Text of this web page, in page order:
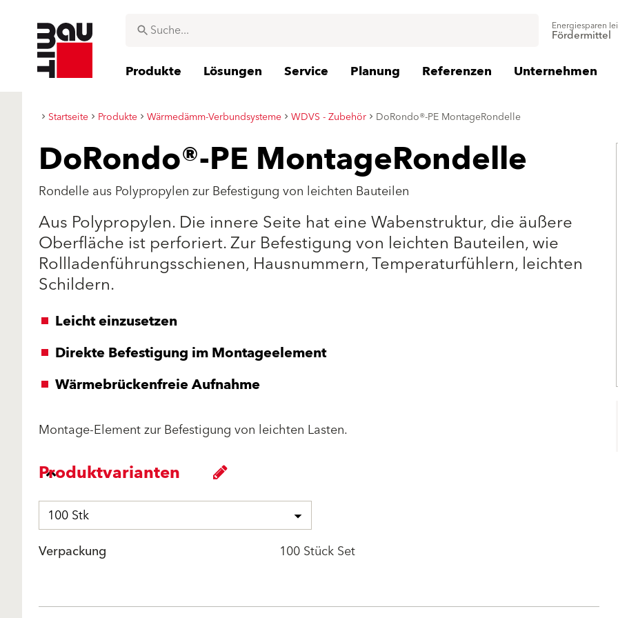
Energiesparen
Fördermittel
Produkte Lösungen Service Planung Referenzen Unternehmen
Startseite Produkte Wärmedämm-Verbundsysteme WDVS - Zubehör DoRondo®-PE MontageRondelle
DoRondo®-PE MontageRondelle
Rondelle aus Polypropylen zur Befestigung von leichten Bauteilen
Aus Polypropylen. Die innere Seite hat eine Wabenstruktur, die äußere
Oberfläche ist perforiert. Zur Befestigung von leichten Bauteilen, wie
Rollladenführungsschienen, Hausnummern, Temperaturfühlern, leichten
Schildern.
Leicht einzusetzen
Direkte Befestigung im Montageelement
Wärmebrückenfreie Aufnahme
Montage-Element zur Befestigung von leichten Lasten.
Produktvarianten
100 Stk
Verpackung
100 Stück Set